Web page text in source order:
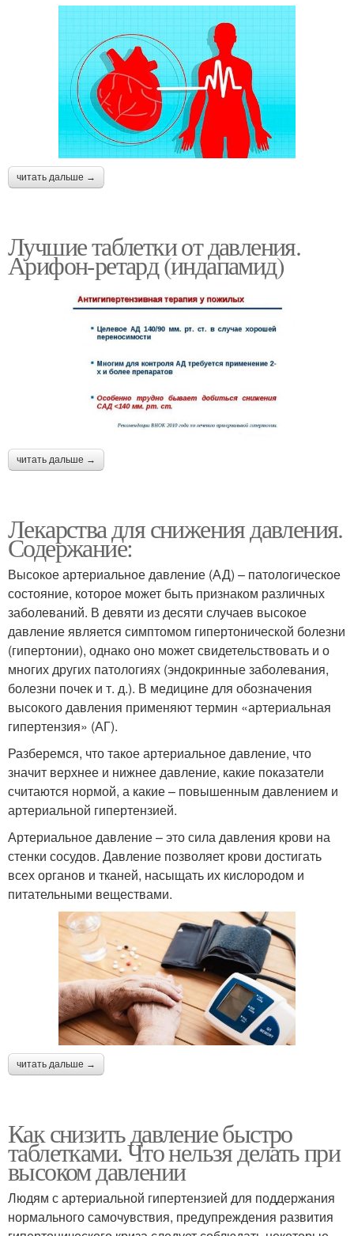
читать дальше →
Лучшие таблетки от давления.
Арифон-ретард (индапамид)
читать дальше →
Лекарства для снижения давления.
Содержание:
Высокое артериальное давление (АД) – патологическое
состояние, которое может быть признаком различных
заболеваний. В девяти из десяти случаев высокое
давление является симптомом гипертонической болезни
(гипертонии), однако оно может свидетельствовать и о
многих других патологиях (эндокринные заболевания,
болезни почек и т. д.). В медицине для обозначения
высокого давления применяют термин «артериальная
гипертензия» (АГ).
Разберемся, что такое артериальное давление, что
значит верхнее и нижнее давление, какие показатели
считаются нормой, а какие – повышенным давлением и
артериальной гипертензией.
Артериальное давление – это сила давления крови на
стенки сосудов. Давление позволяет крови достигать
всех органов и тканей, насыщать их кислородом и
питательными веществами.
читать дальше →
Как снизить давление быстро
таблетками. Что нельзя делать при
высоком давлении
Людям с артериальной гипертензией для поддержания
нормального самочувствия, предупреждения развития